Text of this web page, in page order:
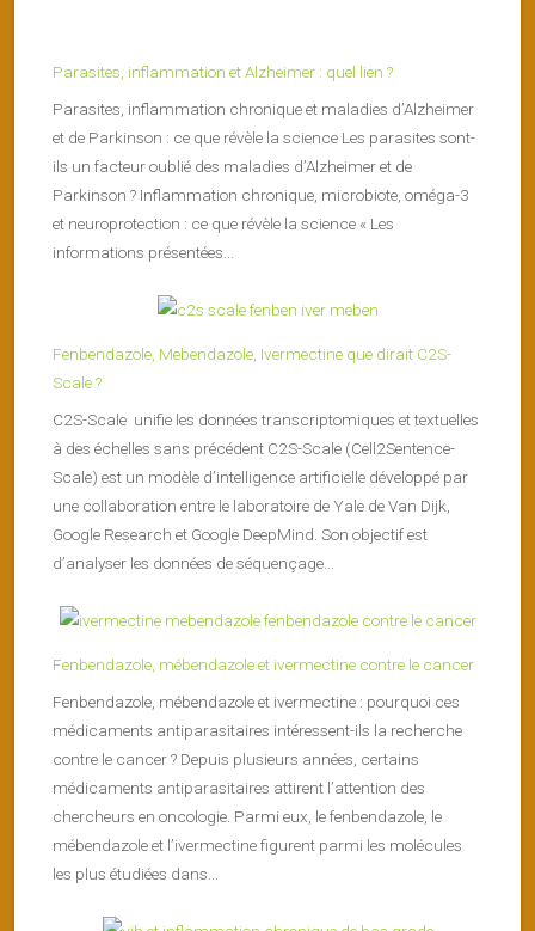
Parasites, inflammation et Alzheimer : quel lien ?
Parasites, inflammation chronique et maladies d’Alzheimer
et de Parkinson : ce que révèle la science Les parasites sont-
ils un facteur oublié des maladies d’Alzheimer et de
Parkinson ? Inflammation chronique, microbiote, oméga-3
et neuroprotection : ce que révèle la science « Les
informations présentées...
Fenbendazole, Mebendazole, Ivermectine que dirait C2S-
Scale ?
C2S-Scale unifie les données transcriptomiques et textuelles
à des échelles sans précédent C2S-Scale (Cell2Sentence-
Scale) est un modèle d’intelligence artificielle développé par
une collaboration entre le laboratoire de Yale de Van Dijk,
Google Research et Google DeepMind. Son objectif est
d’analyser les données de séquençage...
Fenbendazole, mébendazole et ivermectine contre le cancer
Fenbendazole, mébendazole et ivermectine : pourquoi ces
médicaments antiparasitaires intéressent-ils la recherche
contre le cancer ? Depuis plusieurs années, certains
médicaments antiparasitaires attirent l’attention des
chercheurs en oncologie. Parmi eux, le fenbendazole, le
mébendazole et l’ivermectine figurent parmi les molécules
les plus étudiées dans...